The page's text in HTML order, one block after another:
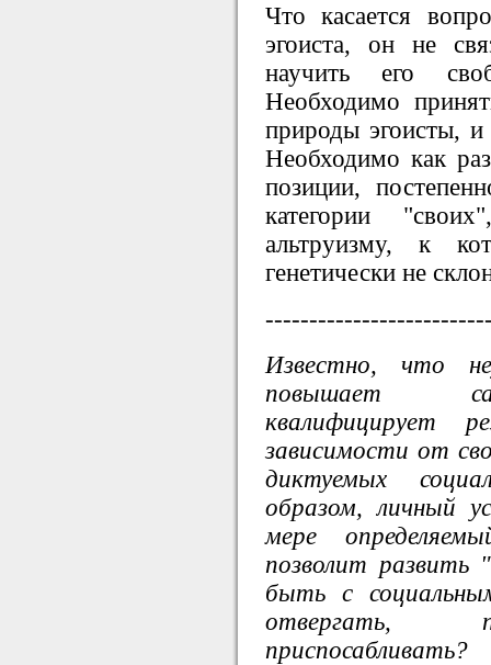
Что касается
эгоиста, он не
научить его
Необходимо
природы эгоисты,
Необходимо как
позиции,
категории
альтруизму, к
генетически не
Известно, что
повышает
квалифицирует
зависимости от
диктуемых
образом, личный
мере
позволит развить
быть с
отвергать,
приспосабливать?